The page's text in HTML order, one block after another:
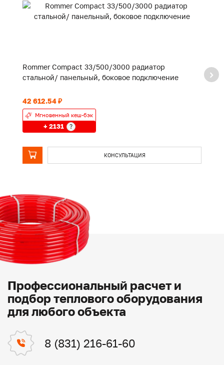
Rommer Compact 33/500/3000 радиатор
стальной/ панельный, боковое подключение
42 612.54 ₽
Мгновенный кеш-бэк
+ 2131 ?
КОНСУЛЬТАЦИЯ
Профессиональный расчет и
подбор теплового оборудования
для любого объекта
8 (831) 216-61-60